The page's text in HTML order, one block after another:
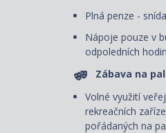
Plná penze -
Nápoje pouze v
odpoledních
Zábava na
Volné využití
rekreačních
pořádaných na